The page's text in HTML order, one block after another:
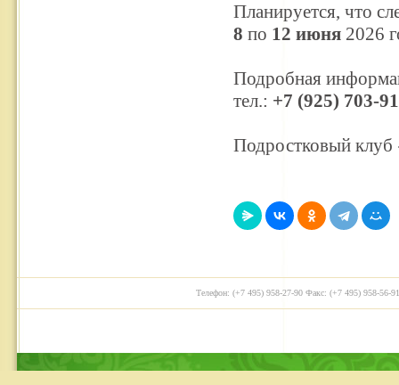
Планируется, что
8 по 12 июня 2026
Подробная
тел.: +7 (925) 703-
Подростковый
Телефон: (+7 495) 958-27-90 Факс: (+7 495) 958-56-